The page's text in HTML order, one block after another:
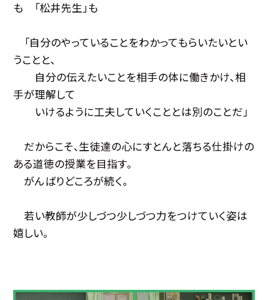
も 「松井先生」も
「自分のやっていることをわかってもらいたいとい
うことと、
自分の伝えたいことを相手の体に働きかけ、相
手が理解して
いけるように工夫していくこととは別のことだ」
だからこそ、生徒達の心にすとんと落ちる仕掛けの
ある道徳の授業を目指す。
がんばりどころが続く。
若い教師が少しづつ少しづつ力をつけていく姿は
嬉しい。